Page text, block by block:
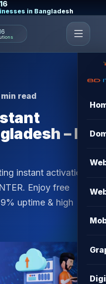
in Bangladesh
read
– BD
instant activation in
Enjoy free
uptime & high